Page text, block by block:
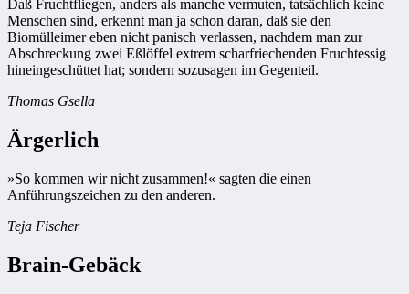
Daß Fruchtfliegen, anders als manche vermuten, tatsächlich keine
Menschen sind, erkennt man ja schon daran, daß sie den
Biomülleimer eben nicht panisch verlassen, nachdem man zur
Abschreckung zwei Eßlöffel extrem scharfriechenden Fruchtessig
hineingeschüttet hat; sondern sozusagen im Gegenteil.
Thomas Gsella
Ärgerlich
»So kommen wir nicht zusammen!« sagten die einen
Anführungszeichen zu den anderen.
Teja Fischer
Brain-Gebäck